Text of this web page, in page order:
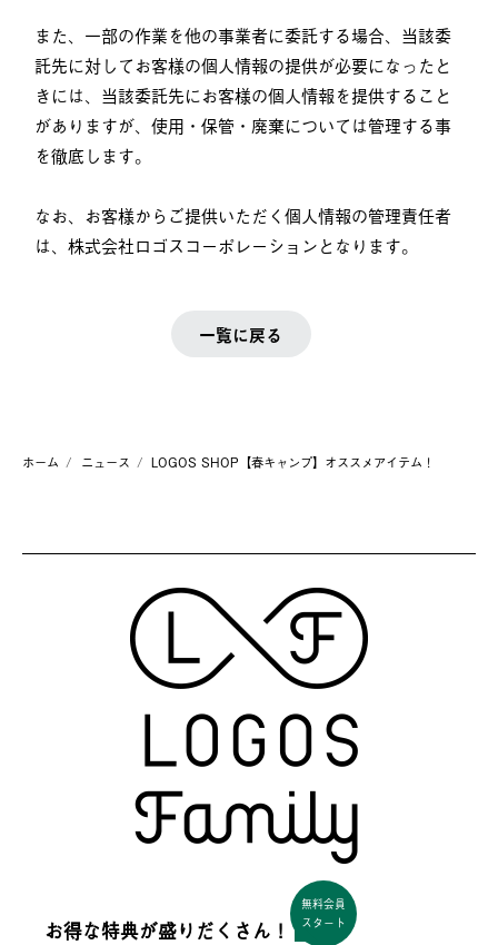
また、一部の作業を他の事業者に委託する場合、当該委
託先に対してお客様の個人情報の提供が必要になったと
きには、当該委託先にお客様の個人情報を提供すること
がありますが、使用・保管・廃棄については管理する事
を徹底します。
なお、お客様からご提供いただく個人情報の管理責任者
は、株式会社ロゴスコーポレーションとなります。
一覧に戻る
ホーム ニュース LOGOS SHOP【春キャンプ】オススメアイテム！
お得な特典が盛りだくさん！
無料会員
スタート